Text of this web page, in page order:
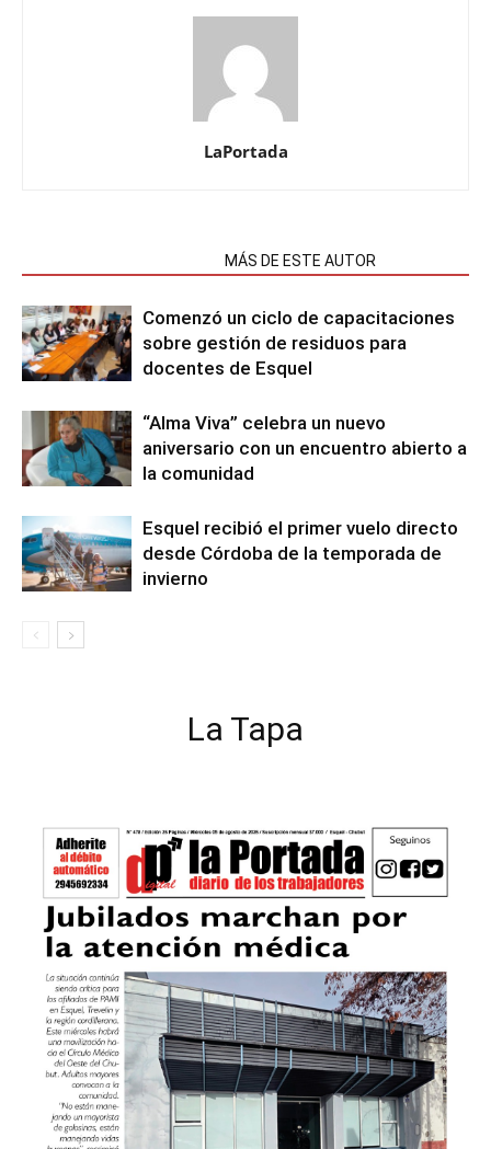
LaPortada
MÁS DE ESTE AUTOR
Comenzó un ciclo de capacitaciones
sobre gestión de residuos para
docentes de Esquel
“Alma Viva” celebra un nuevo
aniversario con un encuentro abierto a
la comunidad
Esquel recibió el primer vuelo directo
desde Córdoba de la temporada de
invierno
La Tapa